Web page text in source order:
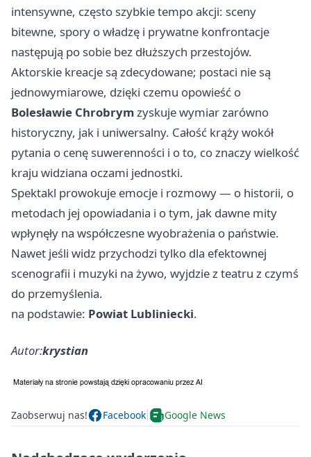
intensywne, często szybkie tempo akcji: sceny
bitewne, spory o władzę i prywatne konfrontacje
następują po sobie bez dłuższych przestojów.
Aktorskie kreacje są zdecydowane; postaci nie są
jednowymiarowe, dzięki czemu opowieść o
Bolesławie Chrobrymzyskuje wymiar zarówno
historyczny, jak i uniwersalny. Całość krąży wokół
pytania o cenę suwerenności i o to, co znaczy wielkość
kraju widziana oczami jednostki.
Spektakl prowokuje emocje i rozmowy — o historii, o
metodach jej opowiadania i o tym, jak dawne mity
wpłynęły na współczesne wyobrażenia o państwie.
Nawet jeśli widz przychodzi tylko dla efektownej
scenografii i muzyki na żywo, wyjdzie z teatru z czymś
do przemyślenia.
na podstawie: Powiat Lubliniecki.
Autor:krystian
Zaobserwuj nas! Facebook Google News